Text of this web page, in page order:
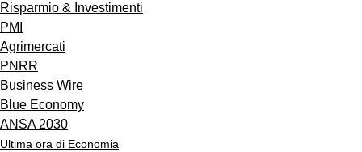
Risparmio & Investimenti
PMI
Agrimercati
PNRR
Business Wire
Blue Economy
ANSA 2030
Ultima ora di Economia